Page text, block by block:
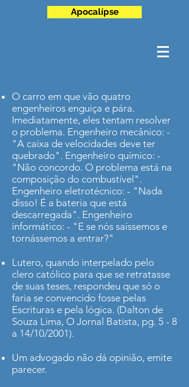
Apocalípse
O carro em que vão quatro
engenheiros enguiça e pára.
Imediatamente, eles tentam resolver
o problema. Engenheiro mecânico: -
"A caixa de velocidades deve ter
quebrado". Engenheiro químico: -
"Não concordo. O problema está na
composição do combustível".
Engenheiro eletrotécnico: - "Nada
disso! É a bateria que está
descarregada". Engenheiro
informático: - "E se nós saíssemos e
tornássemos a entrar?"
Lutero, quando interpelado pelo
clero católico para que se retratasse
de suas teses, respondeu que só o
faria se convencido fosse pelas
Escrituras e pela lógica. (Dalton de
Souza Lima, O Jornal Batista, pg. 5 - 8
a 14/10/2001).
Um advogado não dá opinião, emite
parecer.